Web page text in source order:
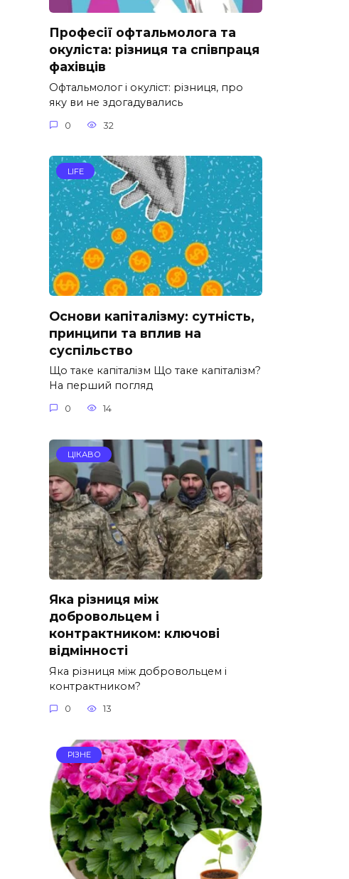
Професії офтальмолога та
окуліста: різниця та співпраця
фахівців
Офтальмолог і окуліст: різниця, про
яку ви не здогадувались
0 32
LIFE
Основи капіталізму: сутність,
принципи та вплив на
суспільство
Що таке капіталізм Що таке капіталізм?
На перший погляд
0 14
ЦІКАВО
Яка різниця між
добровольцем і
контрактником: ключові
відмінності
Яка різниця між добровольцем і
контрактником?
0 13
РІЗНЕ